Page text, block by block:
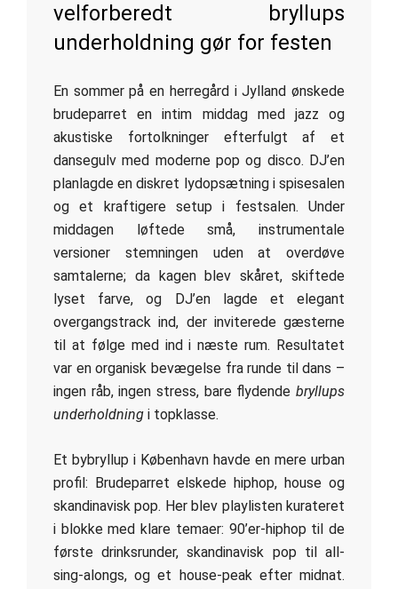
velforberedt bryllups
underholdning gør for festen
En sommer på en herregård i Jylland ønskede
brudeparret en intim middag med jazz og
akustiske fortolkninger efterfulgt af et
dansegulv med moderne pop og disco. DJ’en
planlagde en diskret lydopsætning i spisesalen
og et kraftigere setup i festsalen. Under
middagen løftede små, instrumentale
versioner stemningen uden at overdøve
samtalerne; da kagen blev skåret, skiftede
lyset farve, og DJ’en lagde et elegant
overgangstrack ind, der inviterede gæsterne
til at følge med ind i næste rum. Resultatet
var en organisk bevægelse fra runde til dans –
ingen råb, ingen stress, bare flydende bryllups
underholdning i topklasse.
Et bybryllup i København havde en mere urban
profil: Brudeparret elskede hiphop, house og
skandinavisk pop. Her blev playlisten kurateret
i blokke med klare temaer: 90’er-hiphop til de
første drinksrunder, skandinavisk pop til all-
sing-alongs, og et house-peak efter midnat.